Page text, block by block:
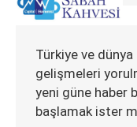
Türkiye ve
gelişmeleri
yeni güne haber
başlamak ister